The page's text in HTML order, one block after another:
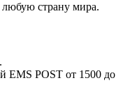
любую страну мира.
EMS POST от 1500 до